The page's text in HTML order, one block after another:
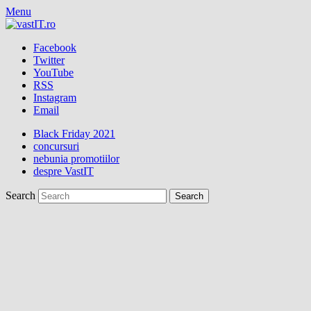
Menu
Facebook
Twitter
YouTube
RSS
Instagram
Email
Black Friday 2021
concursuri
nebunia promotiilor
despre VastIT
Search